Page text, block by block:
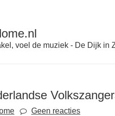
voel de muziek - De Dijk in
Geen reacties